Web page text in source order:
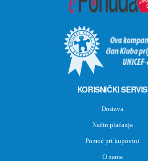
KORISNIČKI SERVIS
Dostava
Način plaćanja
Pomoć pri kupovini
O nama